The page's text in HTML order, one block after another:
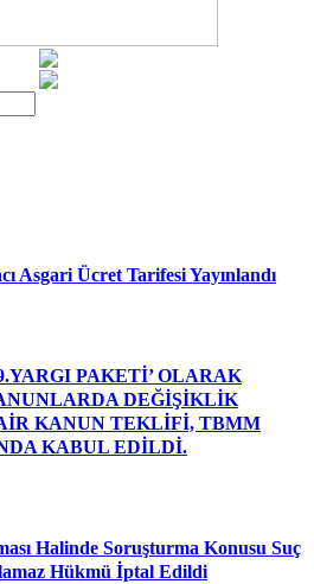
Asgari Ücret Tarifesi Yayınlandı
PAKETİ’ OLARAK
DEĞİŞİKLİK
KANUN TEKLİFİ, TBMM
KABUL EDİLDİ.
Halinde Soruşturma Konusu Suç
Hükmü İptal Edildi